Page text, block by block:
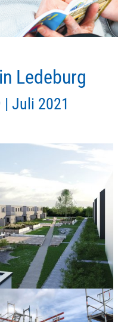
Ledeburg
| Juli 2021